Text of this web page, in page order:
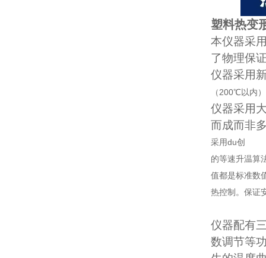
塑料热变
本仪器采
了物理保
仪器采用
（200℃以内
仪器采用
而成而非
采用du创
的等速升温算
值都是标准数
热控制。保证
仪器配有
数调节等